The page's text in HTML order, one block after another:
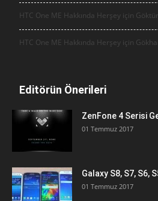
HTC One ME Hakkında Herşey için
HTC One ME Hakkında Herşey için
Editörün Önerileri
ZenFone 4 Serisi
01 Temmuz 2017
Galaxy S8, S7, S6,
01 Temmuz 2017